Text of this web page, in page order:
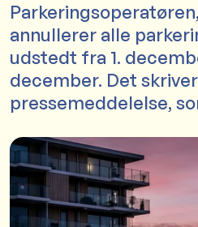
annullerer alle
udstedt fra 1.
december. Det
pressemeddelelse,